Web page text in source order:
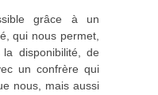
grâce à un
qui nous permet,
disponibilité, de
un confrère qui
nous, mais aussi